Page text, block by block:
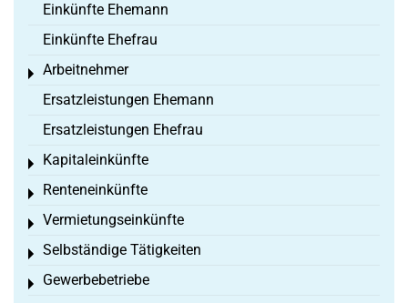
Einkünfte Ehemann
Einkünfte Ehefrau
Arbeitnehmer
Toggle menu
Ersatzleistungen Ehemann
Ersatzleistungen Ehefrau
Kapitaleinkünfte
Toggle menu
Renteneinkünfte
Toggle menu
Vermietungseinkünfte
Toggle menu
Selbständige Tätigkeiten
Toggle menu
Gewerbebetriebe
Toggle menu